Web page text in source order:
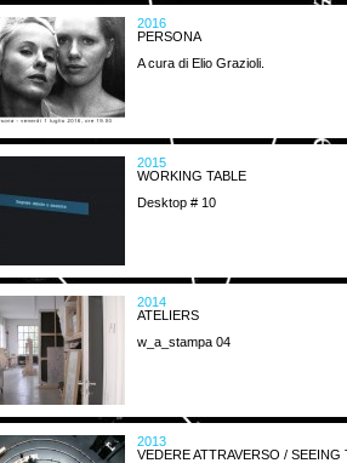
2016
PERSONA
A cura di Elio Grazioli.
2015
WORKING TABLE
Desktop # 10
2014
ATELIERS
w_a_stampa 04
2013
VEDERE ATTRAVERSO /